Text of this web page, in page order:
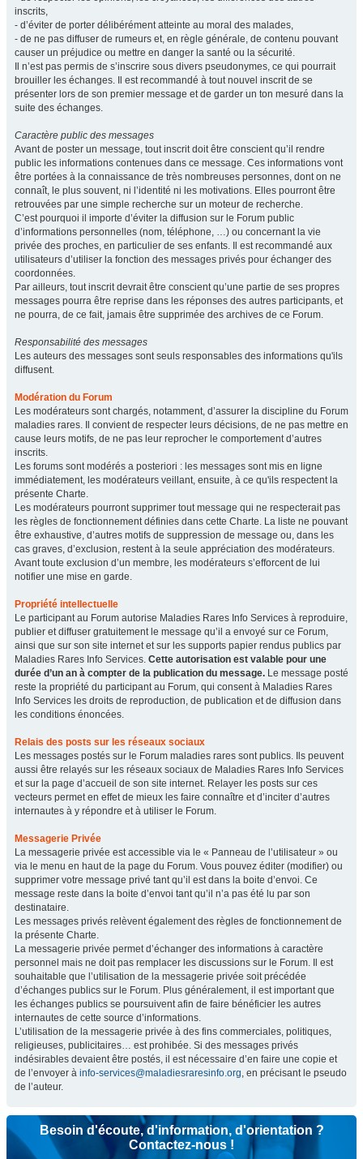
inscrits,
- d’éviter de porter délibérément atteinte au moral des malades,
- de ne pas diffuser de rumeurs et, en règle générale, de contenu pouvant
causer un préjudice ou mettre en danger la santé ou la sécurité.
Il n’est pas permis de s’inscrire sous divers pseudonymes, ce qui pourrait
brouiller les échanges. Il est recommandé à tout nouvel inscrit de se
présenter lors de son premier message et de garder un ton mesuré dans la
suite des échanges.
Caractère public des messages
Avant de poster un message, tout inscrit doit être conscient qu’il rendre
public les informations contenues dans ce message. Ces informations vont
être portées à la connaissance de très nombreuses personnes, dont on ne
connaît, le plus souvent, ni l’identité ni les motivations. Elles pourront être
retrouvées par une simple recherche sur un moteur de recherche.
C’est pourquoi il importe d’éviter la diffusion sur le Forum public
d’informations personnelles (nom, téléphone, …) ou concernant la vie
privée des proches, en particulier de ses enfants. Il est recommandé aux
utilisateurs d’utiliser la fonction des messages privés pour échanger des
coordonnées.
Par ailleurs, tout inscrit devrait être conscient qu’une partie de ses propres
messages pourra être reprise dans les réponses des autres participants, et
ne pourra, de ce fait, jamais être supprimée des archives de ce Forum.
Responsabilité des messages
Les auteurs des messages sont seuls responsables des informations qu'ils
diffusent.
Modération du Forum
Les modérateurs sont chargés, notamment, d’assurer la discipline du Forum
maladies rares. Il convient de respecter leurs décisions, de ne pas mettre en
cause leurs motifs, de ne pas leur reprocher le comportement d’autres
inscrits.
Les forums sont modérés a posteriori : les messages sont mis en ligne
immédiatement, les modérateurs veillant, ensuite, à ce qu'ils respectent la
présente Charte.
Les modérateurs pourront supprimer tout message qui ne respecterait pas
les règles de fonctionnement définies dans cette Charte. La liste ne pouvant
être exhaustive, d’autres motifs de suppression de message ou, dans les
cas graves, d’exclusion, restent à la seule appréciation des modérateurs.
Avant toute exclusion d’un membre, les modérateurs s’efforcent de lui
notifier une mise en garde.
Propriété intellectuelle
Le participant au Forum autorise Maladies Rares Info Services à reproduire,
publier et diffuser gratuitement le message qu’il a envoyé sur ce Forum,
ainsi que sur son site internet et sur les supports papier rendus publics par
Maladies Rares Info Services. Cette autorisation est valable pour une
durée d’un an à compter de la publication du message. Le message posté
reste la propriété du participant au Forum, qui consent à Maladies Rares
Info Services les droits de reproduction, de publication et de diffusion dans
les conditions énoncées.
Relais des posts sur les réseaux sociaux
Les messages postés sur le Forum maladies rares sont publics. Ils peuvent
aussi être relayés sur les réseaux sociaux de Maladies Rares Info Services
et sur la page d’accueil de son site internet. Relayer les posts sur ces
vecteurs permet en effet de mieux les faire connaître et d’inciter d’autres
internautes à y répondre et à utiliser le Forum.
Messagerie Privée
La messagerie privée est accessible via le « Panneau de l’utilisateur » ou
via le menu en haut de la page du Forum. Vous pouvez éditer (modifier) ou
supprimer votre message privé tant qu’il est dans la boite d’envoi. Ce
message reste dans la boite d’envoi tant qu’il n’a pas été lu par son
destinataire.
Les messages privés relèvent également des règles de fonctionnement de
la présente Charte.
La messagerie privée permet d’échanger des informations à caractère
personnel mais ne doit pas remplacer les discussions sur le Forum. Il est
souhaitable que l’utilisation de la messagerie privée soit précédée
d’échanges publics sur le Forum. Plus généralement, il est important que
les échanges publics se poursuivent afin de faire bénéficier les autres
internautes de cette source d’informations.
L’utilisation de la messagerie privée à des fins commerciales, politiques,
religieuses, publicitaires… est prohibée. Si des messages privés
indésirables devaient être postés, il est nécessaire d’en faire une copie et
de l’envoyer à info-services@maladiesraresinfo.org, en précisant le pseudo
de l’auteur.
Besoin d'écoute, d'information, d'orientation ?
Contactez-nous !